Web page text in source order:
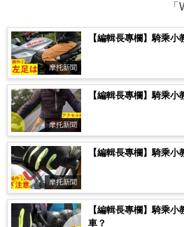
摩托新聞
【編輯長專欄】騎乘
摩托新聞
【編輯長專欄】騎乘
摩托新聞
【編輯長專欄】騎乘小
【編輯長專欄】騎乘
車？